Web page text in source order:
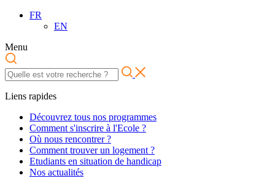
FR
EN
Menu
Liens rapides
Découvrez tous nos programmes
Comment s'inscrire à l'Ecole ?
Où nous rencontrer ?
Comment trouver un logement ?
Etudiants en situation de handicap
Nos actualités